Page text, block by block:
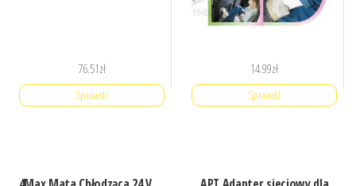
76.51zł
Sprawdź
14.99zł
Sprawdź